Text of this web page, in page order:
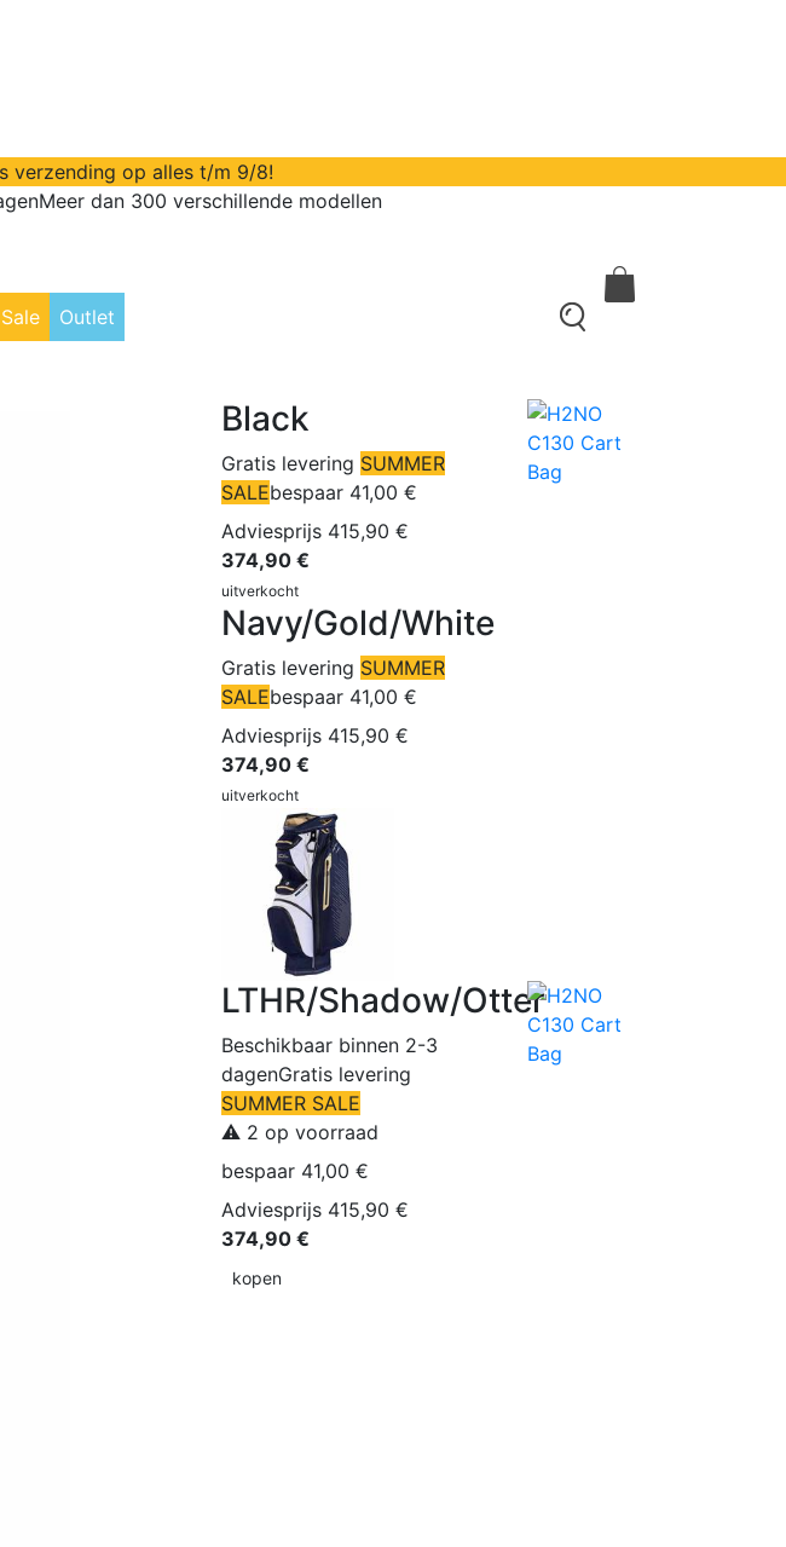
verzending op alles t/m 9/8!
Meer dan 300 verschillende modellen
Outlet
Black
Gratis levering SUMMER
SALEbespaar 41,00 €
Adviesprijs 415,90 €
374,90 €
uitverkocht
Navy/Gold/White
Gratis levering SUMMER
SALEbespaar 41,00 €
Adviesprijs 415,90 €
374,90 €
uitverkocht
LTHR/Shadow/Otter
Beschikbaar binnen 2-3
dagenGratis levering
SUMMER SALE
⚠️ 2 op voorraad
bespaar 41,00 €
Adviesprijs 415,90 €
374,90 €
kopen